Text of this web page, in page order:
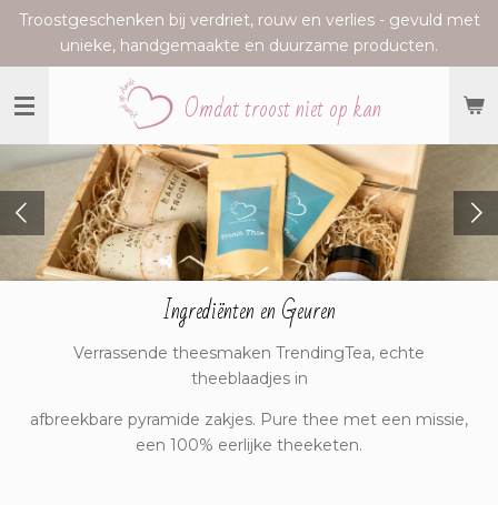
Ga
de
Omdat troost niet op kan
Troostgeschenken bij verdriet, rouw en verlies - gevuld met
unieke, handgemaakte en duurzame producten.
Ingrediënten en Geuren
Verrassende theesmaken TrendingTea, echte
theeblaadjes in
afbreekbare pyramide zakjes. Pure thee met een missie,
een 100% eerlijke theeketen.